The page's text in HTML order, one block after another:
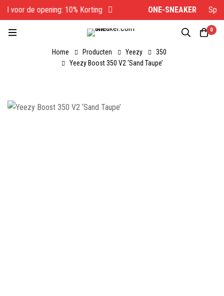
voor de opening: 10% Korting ONE-SNEAKER
0
Home Producten Yeezy
350
Yeezy Boost 350 V2 ‘Sand Taupe’